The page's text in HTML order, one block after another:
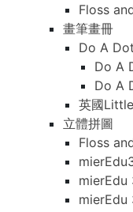
Floss
畫筆畫冊
Do A
Do A
Do A
英國
立體拼圖
Floss
mierEdu
mierEdu